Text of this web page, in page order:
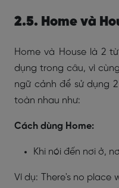
2.5. Home và
Home và House là 2
dụng trong câu, vì
ngữ cảnh để sử dụng
toàn nhau như:
Cách dùng Home:
Khi nói đến nơi ở,
Ví dụ: There's no place